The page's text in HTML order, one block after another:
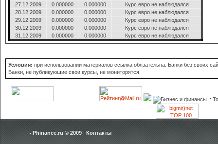
27.12.2009
0.000000 0.000000
Курс евро не наблюдался
28.12.2009
0.000000 0.000000
Курс евро не наблюдался
29.12.2009
0.000000 0.000000
Курс евро не наблюдался
30.12.2009
0.000000 0.000000
Курс евро не наблюдался
31.12.2009
0.000000 0.000000 Курс евро не наблюдался
Условия: при использовании материалов ссылка обязательна. Банки без своих
Банки, не публикующие свои курсы, не мониторятся.
Phinance.ru © 2009 | Контакты